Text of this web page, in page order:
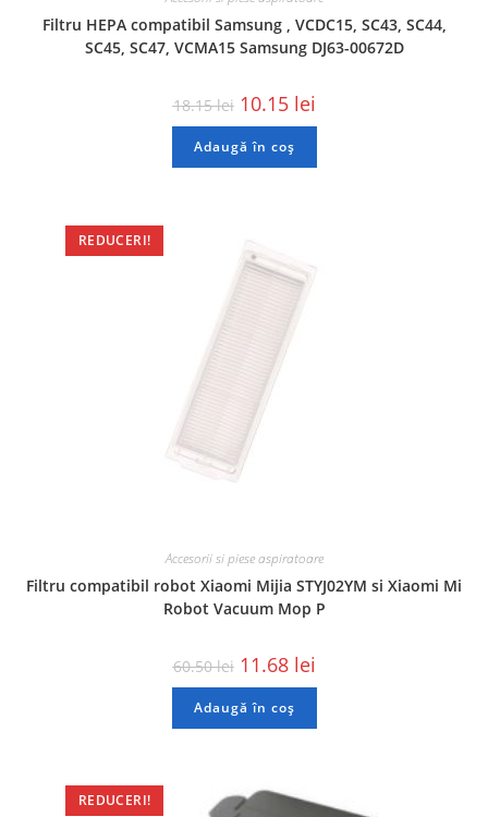
Filtru HEPA compatibil Samsung , VCDC15, SC43, SC44,
SC45, SC47, VCMA15 Samsung DJ63-00672D
18.15lei 10.15 lei
Adaugă în coș
REDUCERI!
Accesorii si piese aspiratoare
Filtru compatibil robot Xiaomi Mijia STYJ02YM si Xiaomi Mi
Robot Vacuum Mop P
60.50lei 11.68 lei
Adaugă în coș
REDUCERI!